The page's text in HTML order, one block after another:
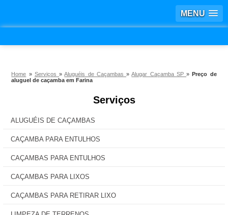
MENU
Home » Serviços»Aluguéis de Caçambas»Alugar Caçamba SP»Preço de
aluguel de caçamba em Farina
Serviços
ALUGUÉIS DE CAÇAMBAS
CAÇAMBA PARA ENTULHOS
CAÇAMBAS PARA ENTULHOS
CAÇAMBAS PARA LIXOS
CAÇAMBAS PARA RETIRAR LIXO